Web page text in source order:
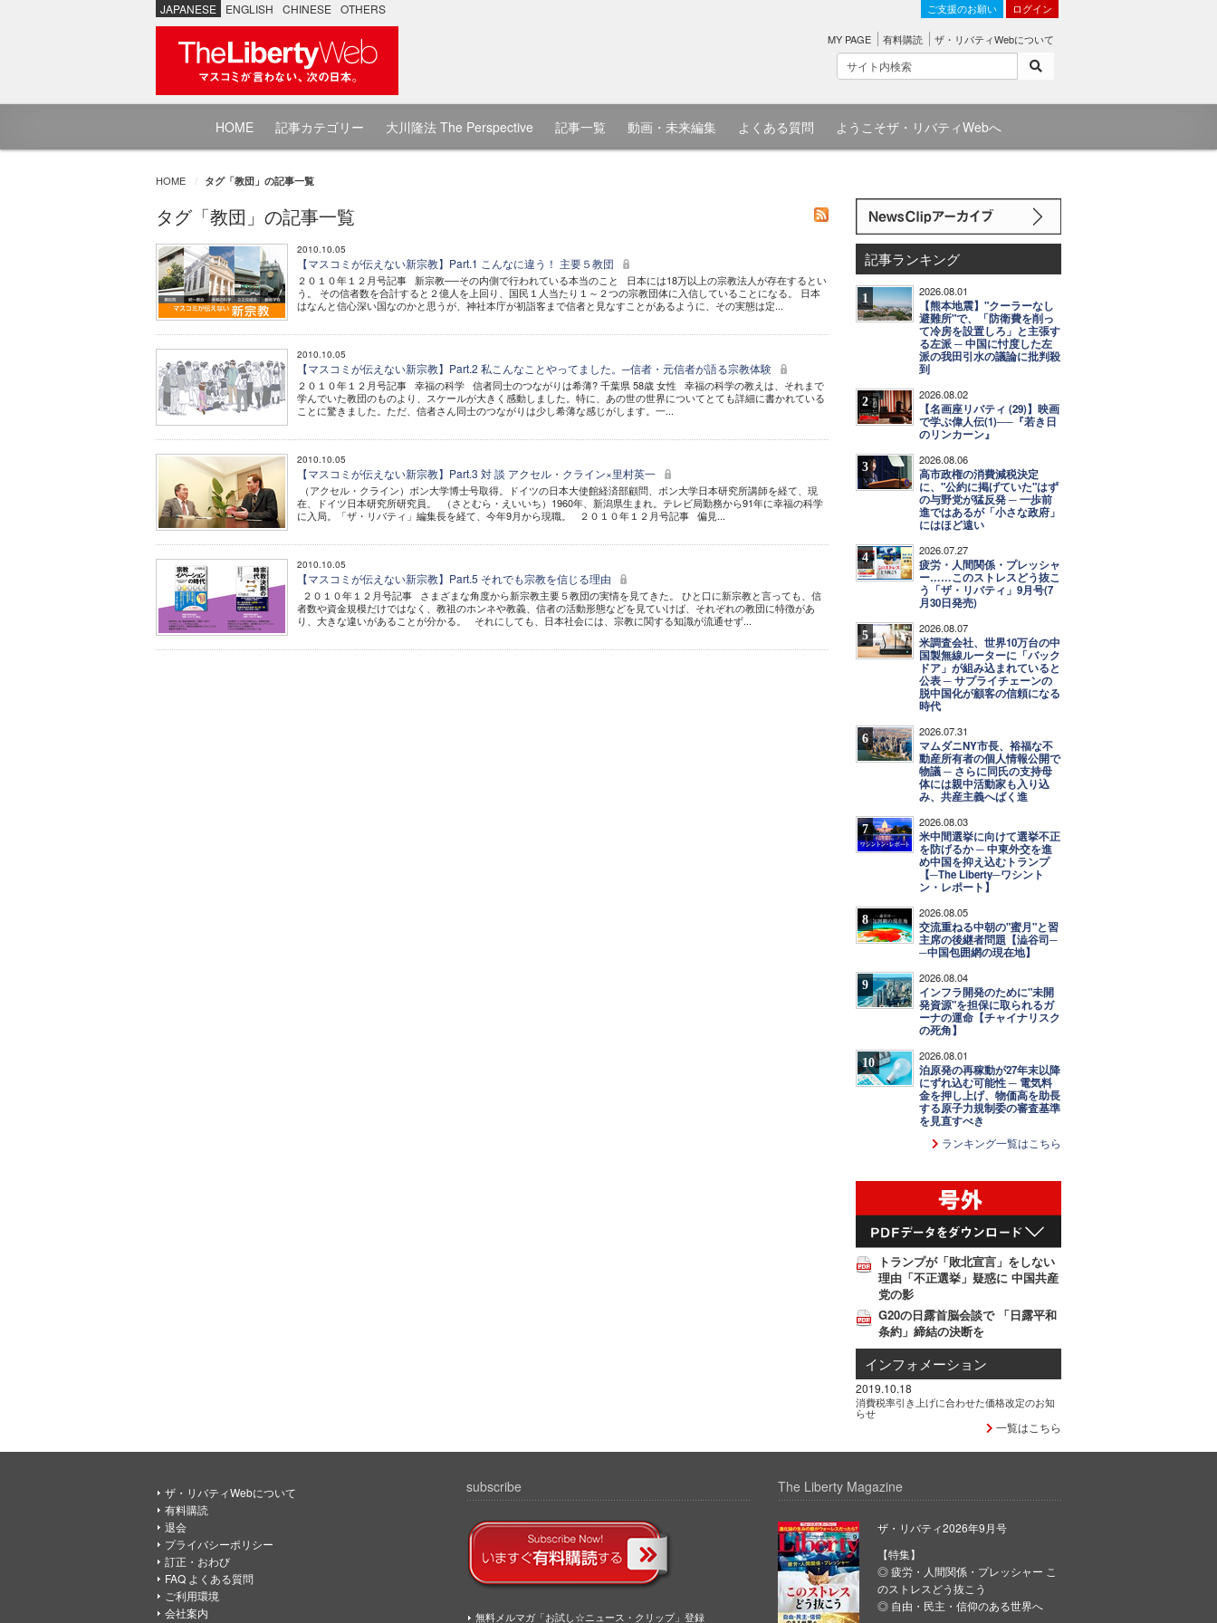
JAPANESE ENGLISH CHINESE OTHERS ご支援のお願い ログイン
MY PAGE 有料購読 ザ・リバティWebについて
HOME 記事カテゴリー 大川隆法 The Perspective 記事一覧 動画・未来編集 よくある質問 ようこそザ・リバティWebへ
HOME タグ「教団」の記事一覧
タグ「教団」の記事一覧
2010.10.05
【マスコミが伝えない新宗教】Part.1 こんなに違う！ 主要５教団
２０１０年１２月号記事 新宗教──その内側で行われている本当のこと 日本には18万以上の宗教法人が存在するとい
う。 その信者数を合計すると２億人を上回り、国民１人当たり１～２つの宗教団体に入信していることになる。 日本
はなんと信心深い国なのかと思うが、神社本庁が初詣客まで信者と見なすことがあるように、その実態は定...
2010.10.05
【マスコミが伝えない新宗教】Part.2 私こんなことやってました。─信者・元信者が語る宗教体験
２０１０年１２月号記事 幸福の科学 信者同士のつながりは希薄? 千葉県 58歳 女性 幸福の科学の教えは、それまで
学んでいた教団のものより、スケールが大きく感動しました。特に、あの世の世界についてとても詳細に書かれている
ことに驚きました。ただ、信者さん同士のつながりは少し希薄な感じがします。一...
2010.10.05
【マスコミが伝えない新宗教】Part.3 対 談 アクセル・クライン×里村英一
（アクセル・クライン）ボン大学博士号取得。ドイツの日本大使館経済部顧問、ボン大学日本研究所講師を経て、現
在、ドイツ日本研究所研究員。 （さとむら・えいいち）1960年、新潟県生まれ。テレビ局勤務から91年に幸福の科学
に入局。「ザ・リバティ」編集長を経て、今年9月から現職。 ２０１０年１２月号記事 偏見...
2010.10.05
【マスコミが伝えない新宗教】Part.5 それでも宗教を信じる理由
２０１０年１２月号記事 さまざまな角度から新宗教主要５教団の実情を見てきた。 ひと口に新宗教と言っても、信
者数や資金規模だけではなく、教祖のホンネや教義、信者の活動形態などを見ていけば、それぞれの教団に特徴があ
り、大きな違いがあることが分かる。 それにしても、日本社会には、宗教に関する知識が流通せず...
記事ランキング
1 2026.08.01
【熊本地震】"クーラーなし
避難所"で、「防衛費を削っ
て冷房を設置しろ」と主張す
る左派 ─ 中国に忖度した左
派の我田引水の議論に批判殺
到
2 2026.08.02
【名画座リバティ (29)】映画
で学ぶ偉人伝(1)──『若き日
のリンカーン』
3 2026.08.06
高市政権の消費減税決定
に、"公約に掲げていた"はず
の与野党が猛反発 ─ 一歩前
進ではあるが「小さな政府」
にはほど遠い
4 2026.07.27
疲労・人間関係・プレッシャ
ー……このストレスどう抜こ
う「ザ・リバティ」9月号(7
月30日発売)
5 2026.08.07
米調査会社、世界10万台の中
国製無線ルーターに「バック
ドア」が組み込まれていると
公表 ─ サプライチェーンの
脱中国化が顧客の信頼になる
時代
6 2026.07.31
マムダニNY市長、裕福な不
動産所有者の個人情報公開で
物議 ─ さらに同氏の支持母
体には親中活動家も入り込
み、共産主義へばく進
7 2026.08.03
米中間選挙に向けて選挙不正
を防げるか ─ 中東外交を進
め中国を抑え込むトランプ
【─The Liberty─ワシント
ン・レポート】
8 2026.08.05
交流重ねる中朝の"蜜月"と習
主席の後継者問題【澁谷司─
─中国包囲網の現在地】
9 2026.08.04
インフラ開発のために"未開
発資源"を担保に取られるガ
ーナの運命【チャイナリスク
の死角】
10 2026.08.01
泊原発の再稼動が27年末以降
にずれ込む可能性 ─ 電気料
金を押し上げ、物価高を助長
する原子力規制委の審査基準
を見直すべき
ランキング一覧はこちら
トランプが「敗北宣言」をしない
理由「不正選挙」疑惑に 中国共産
党の影
G20の日露首脳会談で 「日露平和
条約」締結の決断を
インフォメーション
2019.10.18
消費税率引き上げに合わせた価格改定のお知
らせ
一覧はこちら
ザ・リバティWebについて
有料購読
退会
プライバシーポリシー
訂正・おわび
FAQ よくある質問
ご利用環境
会社案内
subscribe
無料メルマガ「お試し☆ニュース・クリップ」登録
The Liberty Magazine
ザ・リバティ2026年9月号
【特集】
◎ 疲労・人間関係・プレッシャー こ
のストレスどう抜こう
◎ 自由・民主・信仰のある世界へ